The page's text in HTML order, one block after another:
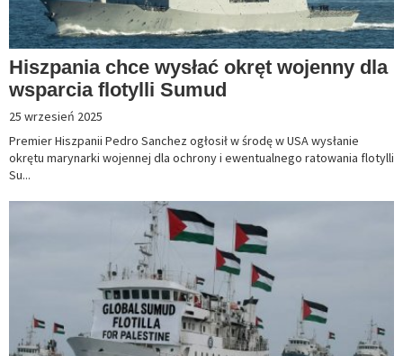
Hiszpania chce wysłać okręt wojenny dla
wsparcia flotylli Sumud
25 wrzesień 2025
Premier Hiszpanii Pedro Sanchez ogłosił w środę w USA wysłanie
okrętu marynarki wojennej dla ochrony i ewentualnego ratowania flotylli
Su...